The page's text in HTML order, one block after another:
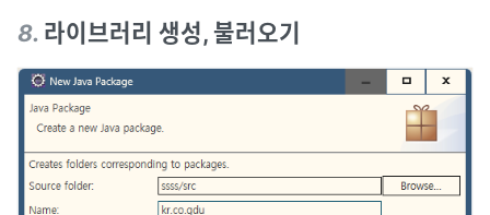
8. 라이브러리 생성, 불러오기